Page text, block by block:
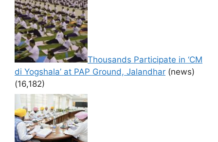
Thousands Participate in ‘CM
di Yogshala’ at PAP Ground, Jalandhar (news)
(16,182)